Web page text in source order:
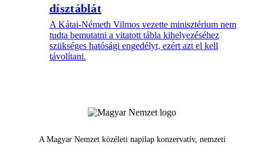
dísztáblát
A Kátai-Németh Vilmos vezette minisztérium nem
tudta bemutatni a vitatott tábla kihelyezéséhez
szükséges hatósági engedélyt, ezért azt el kell
távolítani.
A Magyar Nemzet közéleti napilap konzervatív, nemzeti